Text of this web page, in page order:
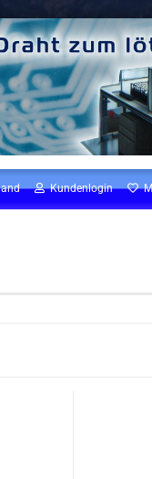
Kundenlogin